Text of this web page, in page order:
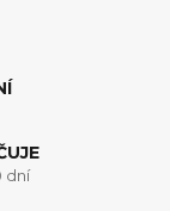
dní